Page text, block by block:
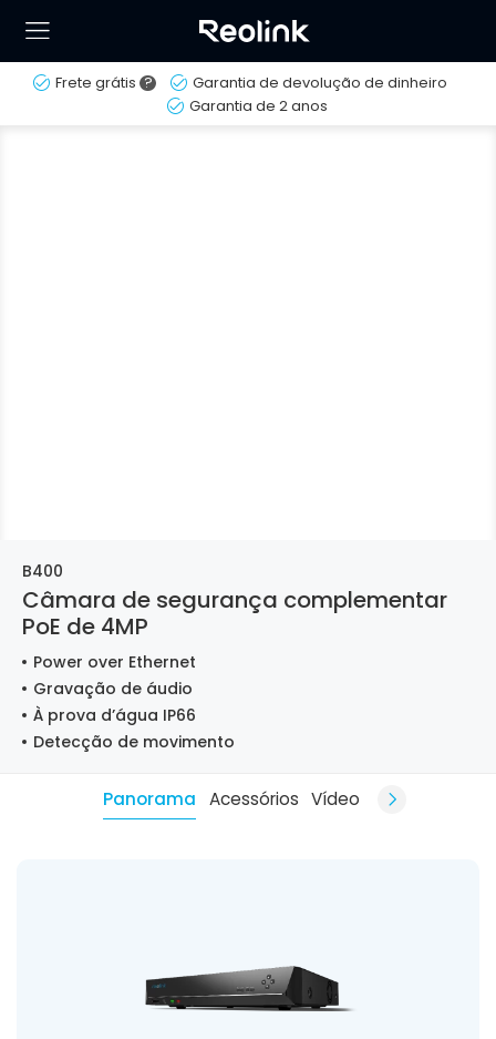
Frete grátis ?
Garantia de devolução de dinheiro
Garantia de 2 anos
B400
Câmara de segurança complementar
PoE de 4MP
Power over Ethernet
Gravação de áudio
À prova d’água IP66
Detecção de movimento
Panorama Acessórios Vídeo